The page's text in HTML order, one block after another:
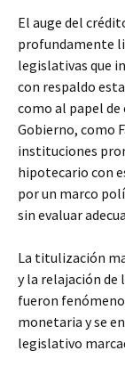
El auge del
profundamente
legislativas que
con respaldo
como al papel
Gobierno, como
instituciones
hipotecario con
por un marco
sin evaluar
La titulización
y la relajación de
fueron
monetaria y se
legislativo